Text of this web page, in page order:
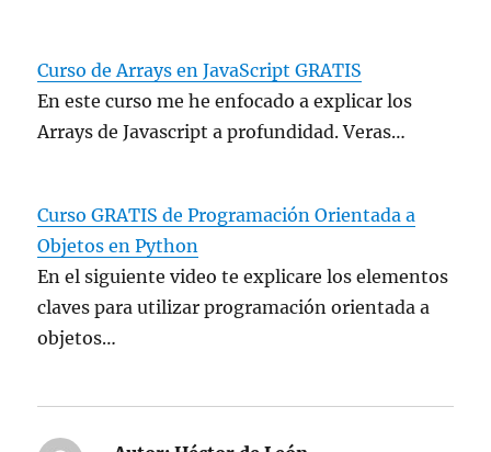
Curso de Arrays en JavaScript GRATIS
En este curso me he enfocado a explicar los
Arrays de Javascript a profundidad. Veras…
Curso GRATIS de Programación Orientada a
Objetos en Python
En el siguiente video te explicare los elementos
claves para utilizar programación orientada a
objetos…